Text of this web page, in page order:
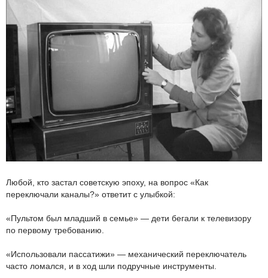
Любой, кто застал советскую эпоху, на вопрос «Как
переключали каналы?» ответит с улыбкой:
«Пультом был младший в семье» — дети бегали к телевизору
по первому требованию.
«Использовали пассатижи» — механический переключатель
часто ломался, и в ход шли подручные инструменты.